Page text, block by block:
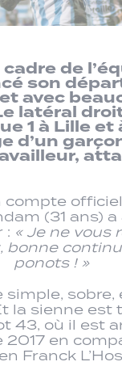
de
son
avec
latéral
1 à Lille et
d’un
compte
(31 ans)
: « Je ne vous
bonne
ponots ! »
simple, sobre,
la sienne est
43, où il est
2017 en
Franck